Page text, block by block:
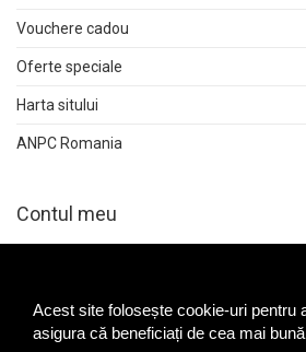
Acest site folosește cookie-uri pentru
asigura că beneficiați de cea mai bună
Vouchere cadou
Oferte speciale
Harta sitului
ANPC Romania
Contul meu
Returnări